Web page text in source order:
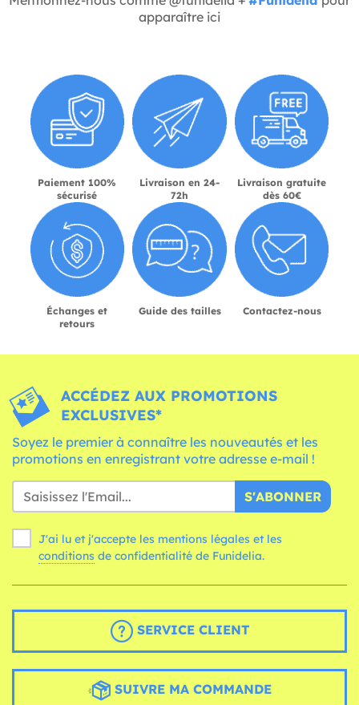
apparaître ici
Paiement 100%
sécurisé
Livraison en 24-
72h
Livraison gratuite
dès 60€
Échanges et
retours
Guide des tailles Contactez-nous
ACCÉDEZ AUX PROMOTIONS
EXCLUSIVES*
Soyez le premier à connaître les nouveautés et les
promotions en enregistrant votre adresse e-mail !
S'ABONNER
J'ai lu et j'accepte les mentions légales et les
conditions de confidentialité de Funidelia.
SERVICE CLIENT
SUIVRE MA COMMANDE